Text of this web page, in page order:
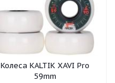
Колеса KALTIK XAVI Pro
59mm